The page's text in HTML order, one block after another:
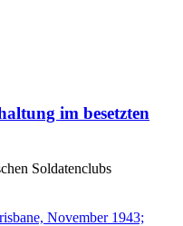
im besetzten
Soldatenclubs